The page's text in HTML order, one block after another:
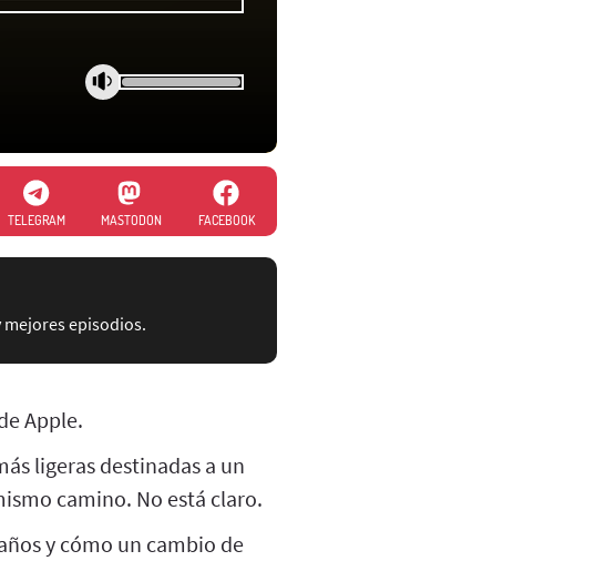
TELEGRAM MASTODON FACEBOOK
mejores episodios.
Apple.
ligeras destinadas a un
camino. No está claro.
y cómo un cambio de